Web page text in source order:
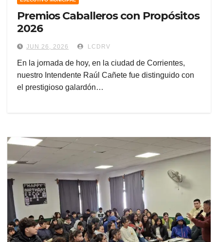
Premios Caballeros con Propósitos
2026
JUN 26, 2026 LCDRV
En la jornada de hoy, en la ciudad de Corrientes,
nuestro Intendente Raúl Cañete fue distinguido con
el prestigioso galardón…